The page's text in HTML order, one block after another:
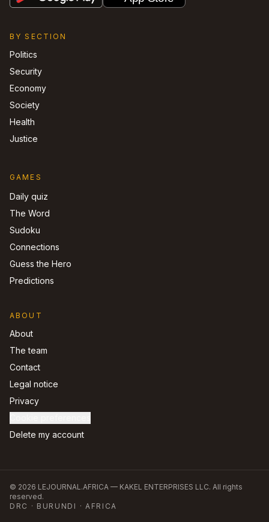
BY SECTION
Politics
Security
Economy
Society
Health
Justice
GAMES
Daily quiz
The Word
Sudoku
Connections
Guess the Hero
Predictions
ABOUT
About
The team
Contact
Legal notice
Privacy
Delete my account
© 2026 LEJOURNAL.AFRICA — KAKEL ENTERPRISES LLC. All rights
reserved.
DRC · BURUNDI · AFRICA